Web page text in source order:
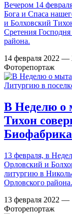
Вечером 14
Бога и Спаса
и Болховский
Сретения
района.
14 февраля 2022 —
Фоторепортаж
В Неделю о
Тихон
13 февраля, в
Орловский и
литургию в
Орловского района.
13 февраля 2022 —
Фоторепортаж